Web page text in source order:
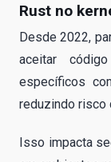
Rust no
Desde 2022,
aceitar
específicos
reduzindo risco
Isso impacta